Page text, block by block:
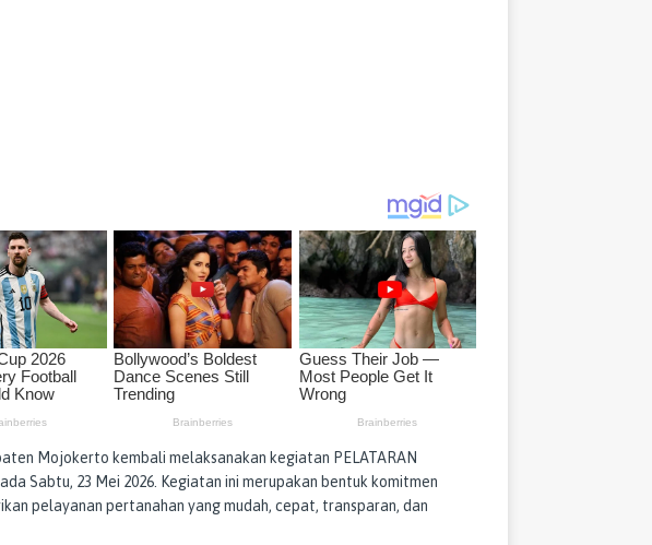
Mojokerto kembali melaksanakan kegiatan PELATARAN
Sabtu, 23 Mei 2026. Kegiatan ini merupakan bentuk komitmen
pelayanan pertanahan yang mudah, cepat, transparan, dan